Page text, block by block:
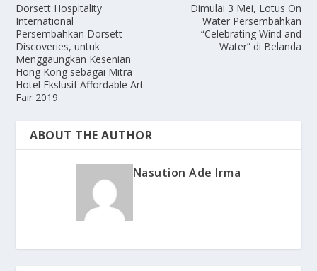
Dorsett Hospitality
International
Persembahkan Dorsett
Discoveries, untuk
Menggaungkan Kesenian
Hong Kong sebagai Mitra
Hotel Ekslusif Affordable Art
Fair 2019
Dimulai 3 Mei, Lotus On
Water Persembahkan
“Celebrating Wind and
Water” di Belanda
ABOUT THE AUTHOR
Nasution Ade Irma